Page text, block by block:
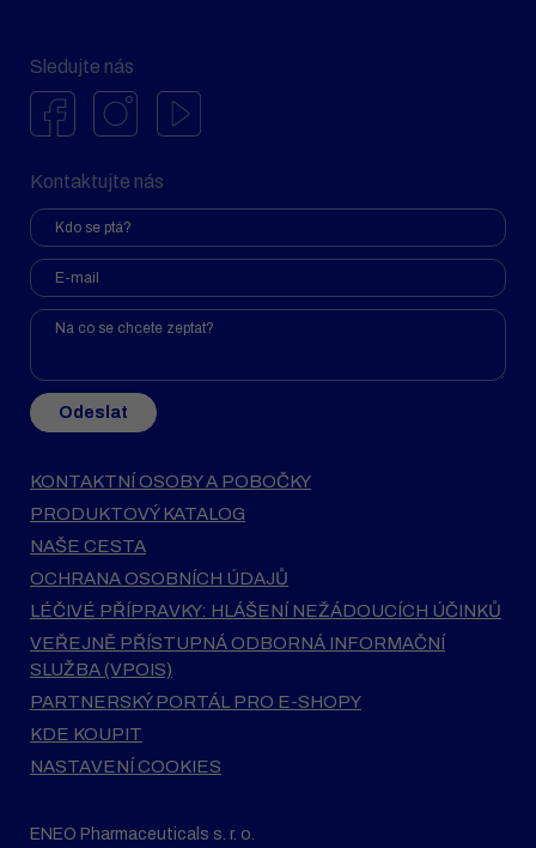
Sledujte nás
Kontaktujte nás
Odeslat
KONTAKTNÍ OSOBY A POBOČKY
PRODUKTOVÝ KATALOG
NAŠE CESTA
OCHRANA OSOBNÍCH ÚDAJŮ
LÉČIVÉ PŘÍPRAVKY: HLÁŠENÍ NEŽÁDOUCÍCH ÚČINKŮ
VEŘEJNĚ PŘÍSTUPNÁ ODBORNÁ INFORMAČNÍ
SLUŽBA (VPOIS)
PARTNERSKÝ PORTÁL PRO E-SHOPY
KDE KOUPIT
NASTAVENÍ COOKIES
ENEO Pharmaceuticals s. r. o.